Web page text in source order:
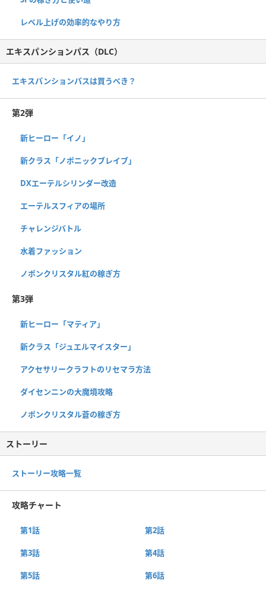
レベル上げの効率的なやり方
エキスパンションパス（DLC）
エキスパンションパスは買うべき？
第2弾
新ヒーロー「イノ」
新クラス「ノポニックブレイブ」
DXエーテルシリンダー改造
エーテルスフィアの場所
チャレンジバトル
水着ファッション
ノポンクリスタル紅の稼ぎ方
第3弾
新ヒーロー「マティア」
新クラス「ジュエルマイスター」
アクセサリークラフトのリセマラ方法
ダイセンニンの大魔境攻略
ノポンクリスタル蒼の稼ぎ方
ストーリー
ストーリー攻略一覧
攻略チャート
第1話 第2話
第3話 第4話
第5話 第6話